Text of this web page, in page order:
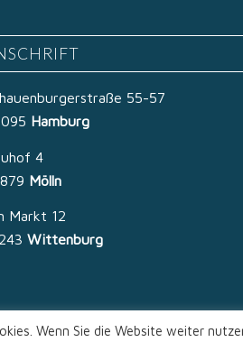
55-57
Hamburg
4
Mölln
Markt 12
Wittenburg
Wenn Sie die Website weiter